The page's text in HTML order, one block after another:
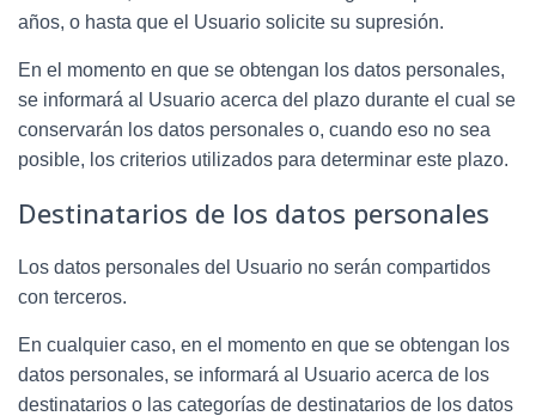
años, o hasta que el Usuario solicite su supresión.
En el momento en que se obtengan los datos personales,
se informará al Usuario acerca del plazo durante el cual se
conservarán los datos personales o, cuando eso no sea
posible, los criterios utilizados para determinar este plazo.
Destinatarios de los datos personales
Los datos personales del Usuario no serán compartidos
con terceros.
En cualquier caso, en el momento en que se obtengan los
datos personales, se informará al Usuario acerca de los
destinatarios o las categorías de destinatarios de los datos